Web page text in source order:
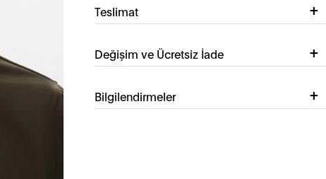
Teslimat
Değişim ve Ücretsiz İade
Bilgilendirmeler